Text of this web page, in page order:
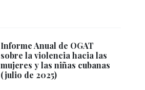
Informe Anual de OGAT
sobre la violencia hacia las
mujeres y las niñas cubanas
(julio de 2025)